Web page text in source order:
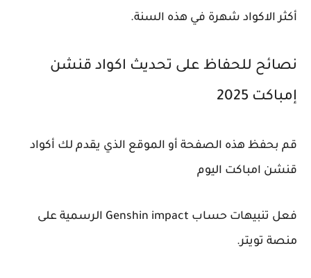
أكثر الاكواد شهرة في هذه السنة.
نصائح للحفاظ على تحديث اكواد قنشن
إمباكت 2025
قم بحفظ هذه الصفحة أو الموقع الذي يقدم لك أكواد
قنشن امباكت اليوم
فعل تنبيهات حساب Genshin impact الرسمية على
منصة تويتر.